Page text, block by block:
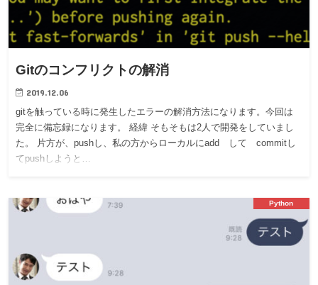
Gitのコンフリクトの解消
2019.12.06
gitを触っている時に発生したエラーの解消方法になります。今回は
完全に備忘録になります。 経緯 そもそもは2人で開発をしていまし
た。 片方が、pushし、私の方からローカルにadd して commitし
てpushしようと…
Python